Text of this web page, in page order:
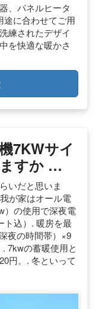
、パネルヒータ
途に合わせてご用
練されたデザイ
を快適な暖かさ
7KWサイ
すか …
いだと思いま
が家はオール電
）の使用で深夜電
ト込）. 暖房を最
夜の時間帯）×9
7kwの蓄暖使用と
円。. 冬といって